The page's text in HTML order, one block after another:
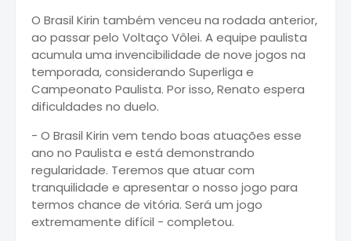
O Brasil Kirin também venceu na rodada anterior,
ao passar pelo Voltaço Vôlei. A equipe paulista
acumula uma invencibilidade de nove jogos na
temporada, considerando Superliga e
Campeonato Paulista. Por isso, Renato espera
dificuldades no duelo.
- O Brasil Kirin vem tendo boas atuações esse
ano no Paulista e está demonstrando
regularidade. Teremos que atuar com
tranquilidade e apresentar o nosso jogo para
termos chance de vitória. Será um jogo
extremamente difícil - completou.